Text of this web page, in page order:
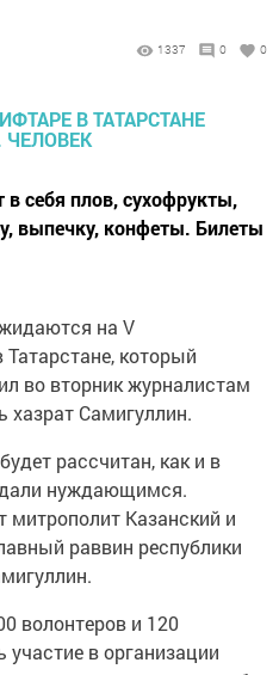
1337 0 0
себя плов, сухофрукты,
выпечку, конфеты. Билеты
на V
который
во вторник журналистам
хазрат Самигуллин.
рассчитан, как и в
нуждающимся.
митрополит Казанский и
раввин республики
волонтеров и 120
в организации